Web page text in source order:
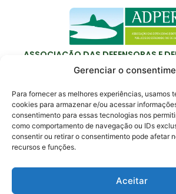
Gerenciar o
Para fornecer as melhores experiências, usamos
cookies para armazenar e/ou acessar
consentimento para essas tecnologias nos
como comportamento de navegação ou IDs
consentir ou retirar o consentimento pode afetar
recursos e funções.
Aceitar
ASSOCIAÇÃO DAS DEFENSORAS E
PÚBLICOS DO ESTADO DO RIO DE
Contato
adperj@adperj.com.br
(21) 2220-6022